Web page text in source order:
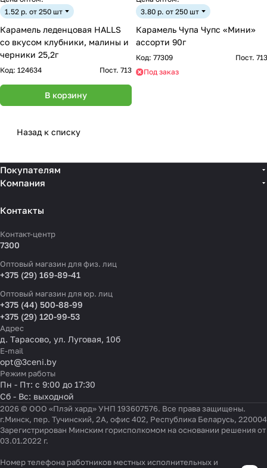
1.52 р. от 250 шт
Карамель леденцовая HALLS
со вкусом клубники, малины и
черники 25,2г
Код: 124634 Пост. 713
В корзину
3.80 р. от 250 шт
Карамель Чупа Чупс «Мини»
ассорти 90г
Код: 77309
Пост. 713
Под заказ
Назад к списку
Покупателям
Компания
Контакты
Контакт-центр
7300
Оптовый магазин для физ. лиц
+375 (29) 169-89-41
Оптовый магазин для юр. лиц
+375 (44) 500-88-99
+375 (29) 120-99-53
Адрес
д. Тарасово, ул. Луговая, 10б
E-mail
opt@3ceni.by
Режим работы
Пн - Пт: с 9:00 до 17:30
Сб - Вс: выходной
2026 © ООО «Плэй хард» УНП 193607576. Все права защищены.
г.Минск, пер. Тучинский, 2А, офис 402, Республика Беларусь, 220004
Зарегистрирован Минским горисполкомом на основании решения от
03.01.2022 г.
Номер телефона работников местных исполнительных и
Настройки файлов cookie